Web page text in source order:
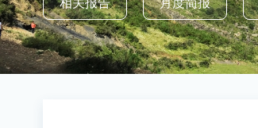
相关报告 月度简报